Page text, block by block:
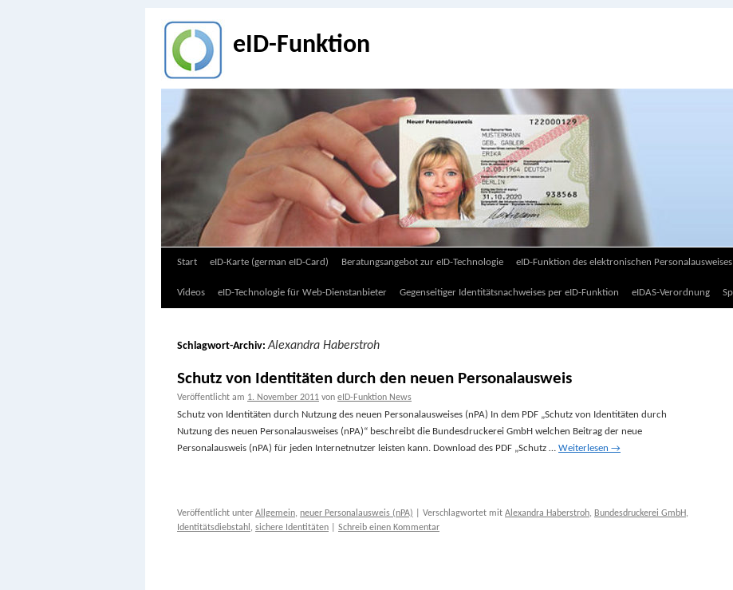
eID-Funktion
Zum
Inhalt
Start eID-Karte (german eID-Card) Beratungsangebot zur eID-Technologie eID-Funktion des elektronischen Personalausweises
Videos eID-Technologie für Web-Dienstanbieter Gegenseitiger Identitätsnachweises per eID-Funktion eIDAS-Verordnung
Schlagwort-Archiv:Alexandra Haberstroh
Schutz von Identitäten durch den neuen Personalausweis
Veröffentlicht am 1. November 2011 von eID-Funktion News
Schutz von Identitäten durch Nutzung des neuen Personalausweises (nPA) In dem PDF „Schutz von Identitäten durch
Nutzung des neuen Personalausweises (nPA)“ beschreibt die Bundesdruckerei GmbH welchen Beitrag der neue
Personalausweis (nPA) für jeden Internetnutzer leisten kann. Download des PDF „Schutz … Weiterlesen →
Veröffentlicht unter Allgemein, neuer Personalausweis (nPA) Verschlagwortet mit Alexandra Haberstroh, Bundesdruckerei GmbH,
Identitätsdiebstahl , sichere Identitäten Schreib einen Kommentar